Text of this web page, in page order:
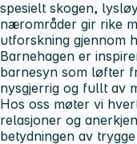
spesielt skogen,
nærområder gir rike
utforskning gjennom
Barnehagen er
barnesyn som løfter
nysgjerrig og fullt av
Hos oss møter vi
relasjoner og
betydningen av